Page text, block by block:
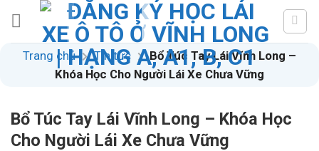
content
Trang chủ Tin tức
Bổ Túc Tay Lái Vĩnh Long –
Khóa Học Cho Người Lái Xe Chưa Vững
Bổ Túc Tay Lái Vĩnh Long – Khóa Học
Cho Người Lái Xe Chưa Vững